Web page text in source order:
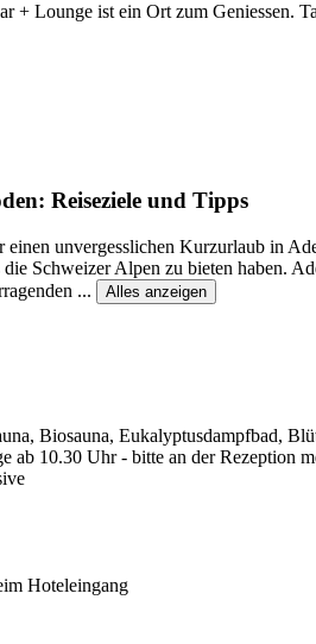
+ Lounge ist ein Ort zum Geniessen.
Reiseziele und Tipps
einen unvergesslichen Kurzurlaub in
Schweizer Alpen zu bieten haben.
... Alles anzeigen
Biosauna, Eukalyptusdampfbad,
ab 10.30 Uhr - bitte an der Rezeption
Hoteleingang